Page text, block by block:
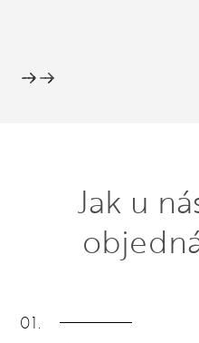
Předchozí
Další
Jak u
01.